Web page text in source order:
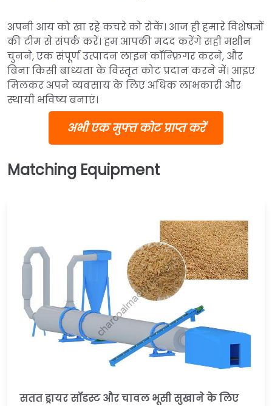
अपनी आय को खा रहे कचरे को रोकें। आज ही हमारे विशेषज्ञों
की टीम से संपर्क करें। हम आपकी मदद करेंगे सही मशीन
चुनने, एक संपूर्ण उत्पादन लाइन कॉन्फ़िगर करने, और
बिना किसी बाध्यता के विस्तृत कोट प्रदान करने में। आइए
मिलकर अपने व्यवसाय के लिए अधिक लाभकारी और
स्थायी भविष्य बनाएं।
अभी एक मुफ्त कोट प्राप्त करें
सतत ड्रायर सॉडस्ट और चावल भूसी सुखाने के लिए